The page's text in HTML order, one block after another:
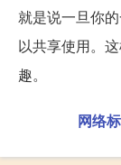
就是说一旦你
以共享使用。
趣。
网络